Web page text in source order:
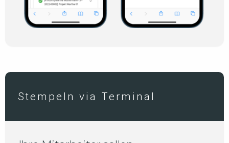
Stempeln via Terminal